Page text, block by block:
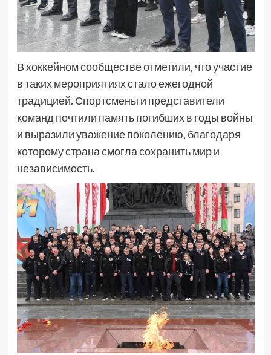
В хоккейном сообществе отметили, что участие
в таких мероприятиях стало ежегодной
традицией. Спортсмены и представители
команд почтили память погибших в годы войны
и выразили уважение поколению, благодаря
которому страна смогла сохранить мир и
независимость.